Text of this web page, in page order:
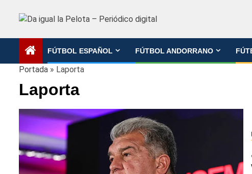
FÚTBOL ESPAÑOL FÚTBOL ANDORRANO
Portada » Laporta
Laporta